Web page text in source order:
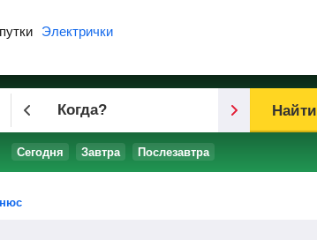
Электрички
Когда?
Сегодня Завтра Послезавтра
Найти